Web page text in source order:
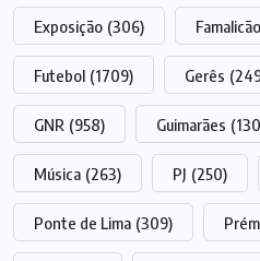
Exposição (306) Famalicão
Futebol (1709) Gerês
GNR (958) Guimarães
Música (263) PJ (250)
Ponte de Lima (309)